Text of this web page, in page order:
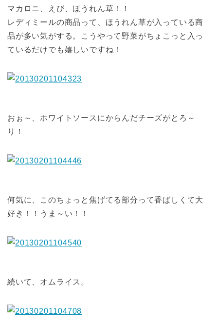
マカロニ、えび、ほうれん草！！
レディミールの商品って、ほうれん草が入っている商
品が多い気がする。こうやって野菜がちょこっと入っ
ているだけでも嬉しいですね！
おぉ～、ホワイトソースにからんだチーズがとろ～
り！
何気に、このちょっと焦げてる部分って香ばしくて大
好き！！うま～い！！
続いて、オムライス。